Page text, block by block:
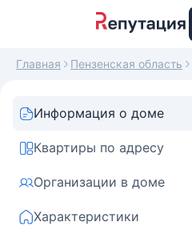
Главная Пензенская область
Информация о доме
Квартиры по адресу
Организации в доме
Характеристики